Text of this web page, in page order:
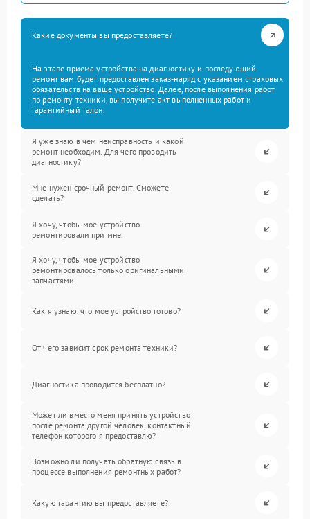
Какие документы вы предоставляете?
На этапе приема устройства на диагностику и последующий
ремонт вам будет предоставлен заказ-наряд с указанием страховых
обязательств на ваше устройство. Далее, после выполнения работ
по ремонту техники, вы получите акт выполненных работ и
гарантийный талон.
Я уже знаю в чем неисправность и какой
ремонт необходим. Для чего проводить
диагностику?
Мне нужен срочный ремонт. Сможете
сделать?
Я хочу, чтобы мое устройство
ремонтировали при мне.
Я хочу, чтобы мое устройство
ремонтировалось только оригинальными
запчастями.
Как я узнаю, что мое устройство готово?
От чего зависит срок ремонта техники?
Диагностика проводится бесплатно?
Может ли вместо меня принять устройство
после ремонта другой человек, контактный
телефон которого я предоставлю?
Возможно ли получать обратную связь в
процессе выполнения ремонтных работ?
Какую гарантию вы предоставляете?